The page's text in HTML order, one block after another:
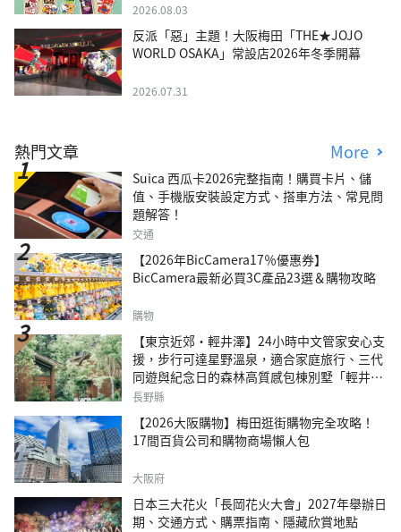
2026.08.03
反派「惡」主題！大阪梅田「THE★JOJO
WORLD OSAKA」常設店2026年冬季開幕
2026.07.31
熱門文章 More
Suica 西瓜卡2026完整指南！購買卡片、儲
值、手機版安裝設定方式、搭車方法、常見問
題解答！
交通
【2026年BicCamera17％優惠券】
BicCamera最新必買3C產品23選＆購物攻略
購物
【東京近郊・輕井澤】24小時中文管家安心支
援，步行可達星野溫泉，適合家庭旅行、三代
同遊與紀念日的森林高質感包棟別墅「輕井澤
森四季VILLA」
長野縣
【2026大阪購物】梅田逛街購物完全攻略！
17間百貨公司和購物商場懶人包
大阪府
日本三大花火「長岡花火大會」2027年舉辦日
期、交通方式、購票指南、隱藏欣賞地點